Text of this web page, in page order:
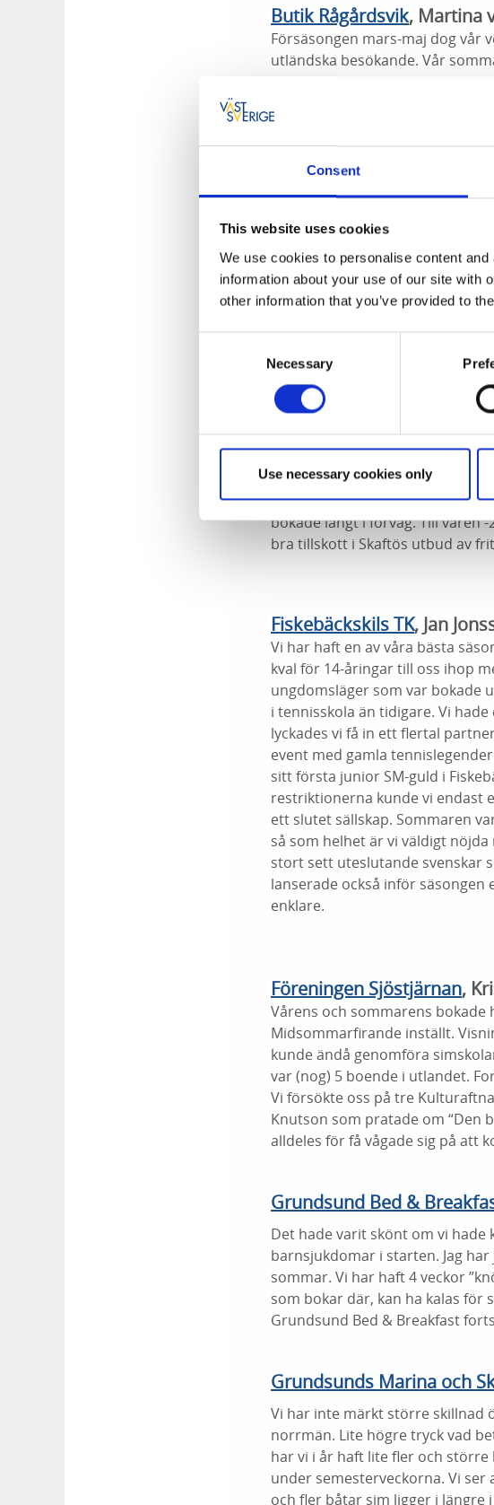
Consent
This website uses cookies
We use cookies to personalise content
information about your use of our site with
other information that you’ve provided to
Necessary
Use necessary cookies only
Butik Rågårdsvik, Martina
Försäsongen mars-maj dog vår
utländska besökande. Vår
färre i augusti och i september
Fiskebäckskils Marina
Vi tappade över 50% mot förra
så konstigt då det inte blivit
sommaren.
Vi har märkt en ökning av både
så saknar vi många av våra
Fiskebäckskils Padelcenter
Under våren var det ju premiär
Padel har varit en succé och
förkunskaper och det är väldigt
människor. Under
bokade långt i förväg. Till våren
bra tillskott i Skaftös utbud av
Fiskebäckskils TK, Jan
Vi har haft en av våra bästa
kval för 14-åringar till oss ihop
ungdomsläger som var bokade
i tennisskola än tidigare. Vi
lyckades vi få in ett flertal
event med gamla
sitt första junior SM-guld i
restriktionerna kunde vi endast
ett slutet sällskap. Sommaren
så som helhet är vi väldigt
stort sett uteslutande svenskar
lanserade också inför
enklare.
Föreningen Sjöstjärnan,
Vårens och sommarens
Midsommarfirande inställt.
kunde ändå genomföra
var (nog) 5 boende i utlandet.
Vi försökte oss på tre
Knutson som pratade om “Den
alldeles för få vågade sig på att
Grundsund Bed &
Det hade varit skönt om vi hade
barnsjukdomar i starten. Jag
sommar. Vi har haft 4 veckor
som bokar där, kan ha kalas för
Grundsund Bed & Breakfast
Grundsunds Marina och
Vi har inte märkt större skillnad
norrmän. Lite högre tryck vad
har vi i år haft lite fler och
under semesterveckorna. Vi
och fler båtar sim ligger i längre